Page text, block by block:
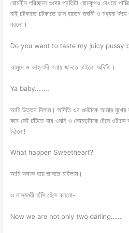
রোমহীন পরিচ্ছন্ন গুদের প্রতিটা রোমকূপও দেখতে
মাই চটকাতে চটকাতে ডান হাতের তর্জনী ও মধ্যমা
ধরলো।
Do you want to taste my juicy pussy
আমুদে ও আহ্লাদী গলায় জানতে চাইলো অদিতি।
Ya baby……..
আমি উত্তর দিলাম। অদিতি ওর গুদটাকে আমার মুখের
করে যেই চাঁটতে যাব ওমনি ও কোমড়টাকে টেনে ওটাকে
উঠলো!
What happen Sweetheart?
আমি অবাক হয়ে জানতে চাইলাম।
ও লাস্যময়ী হাঁসি হেঁসে বললো-
Now we are not only two darling……